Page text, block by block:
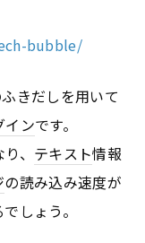
bubble/
きだしを用いて
インです。
、 テキスト情報
の読み込み速度が
しょう。